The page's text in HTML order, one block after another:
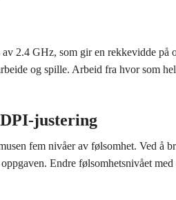
2.4 GHz, som gir en rekkevidde
og spille. Arbeid fra hvor som
justering
fem nivåer av følsomhet. Ved å
Endre følsomhetsnivået